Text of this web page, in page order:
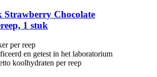
Strawberry Chocolate
1 stuk
per reep
en getest in het laboratorium
koolhydraten per reep